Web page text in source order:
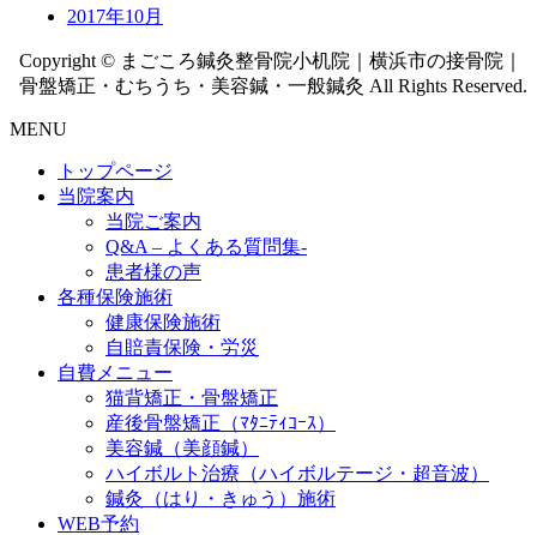
2017年10月
Copyright © まごころ鍼灸整骨院小机院｜横浜市の接骨院｜
骨盤矯正・むちうち・美容鍼・一般鍼灸 All Rights Reserved.
MENU
トップページ
当院案内
当院ご案内
Q&A – よくある質問集-
患者様の声
各種保険施術
健康保険施術
自賠責保険・労災
自費メニュー
猫背矯正・骨盤矯正
産後骨盤矯正（ﾏﾀﾆﾃｨｺｰｽ）
美容鍼（美顔鍼）
ハイボルト治療（ハイボルテージ・超音波）
鍼灸（はり・きゅう）施術
WEB予約